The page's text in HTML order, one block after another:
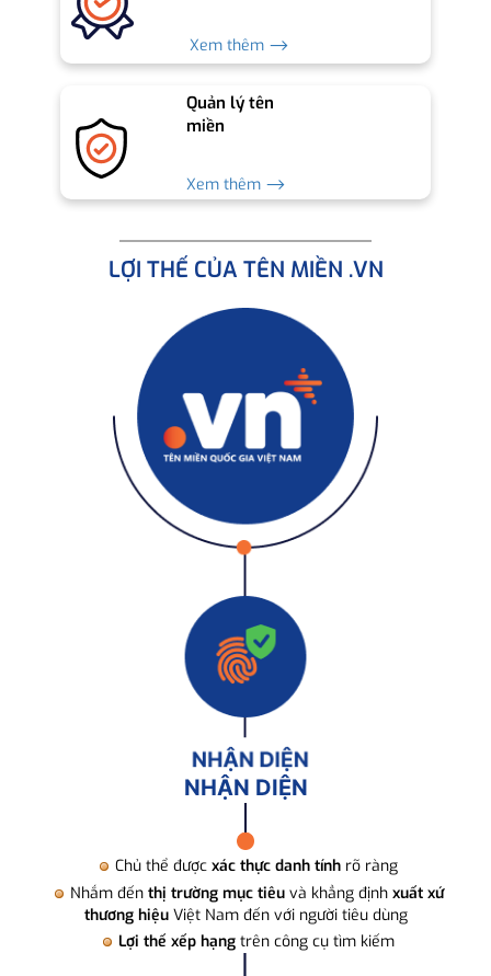
Xem thêm ⟶
Quản lý tên
miền
Xem thêm ⟶
LỢI THẾ CỦA TÊN MIỀN .VN
NHẬN DIỆN
Chủ thể được xác thực danh tính rõ ràng
Nhắm đến thị trường mục tiêuvà khẳng định xuất xứ
thương hiệuViệt Nam đến với người tiêu dùng
Lợi thế xếp hạng trên công cụ tìm kiếm